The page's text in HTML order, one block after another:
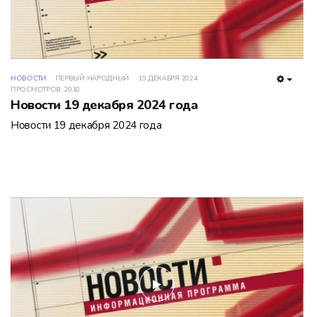
НОВОСТИ ПЕРВЫЙ НАРОДНЫЙ
19 ДЕКАБРЯ 2024
ПРОСМОТРОВ: 2010
Новости 19 декабря 2024 года
Новости 19 декабря 2024 года
play